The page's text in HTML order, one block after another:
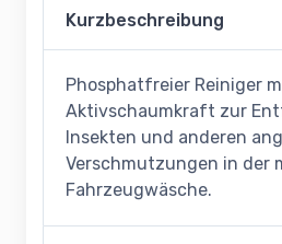
Kurzbeschreibung
Phosphatfreier Reiniger
Aktivschaumkraft zur
Insekten und anderen
Verschmutzungen in der
Fahrzeugwäsche.